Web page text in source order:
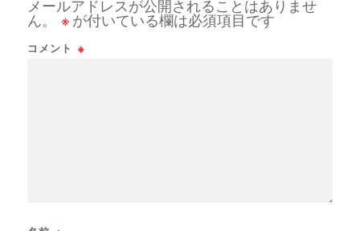
メールアドレスが公開されることはありませ
ん。
※ が付いている欄は必須項目です
コメント ※